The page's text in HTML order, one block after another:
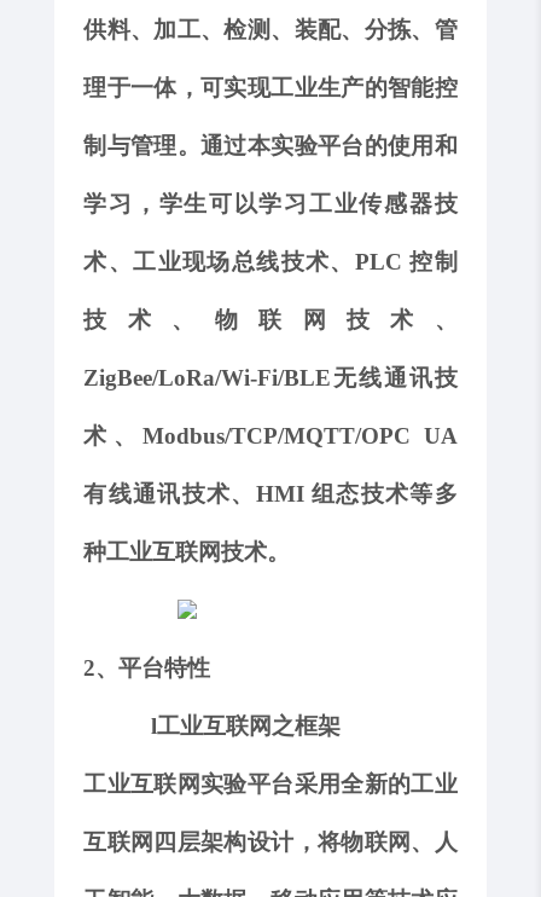
供料、加工、检测、装配、分拣、管
理于一体，可实现工业生产的智能控
制与管理。通过本实验平台的使用和
学习，学生可以学习工业传感器技
术、工业现场总线技术、 PLC 控制
技术、物联网技术、
ZigBee/LoRa/Wi-Fi/BLE无线通讯技
术 、Modbus/TCP/MQTT/OPC UA
有线通讯技术、 HMI 组态技术等多
种工业互联网技术。
2、平台特性
l工业互联网之框架
工业互联网实验平台采用全新的工业
互联网四层架构设计，将物联网、人